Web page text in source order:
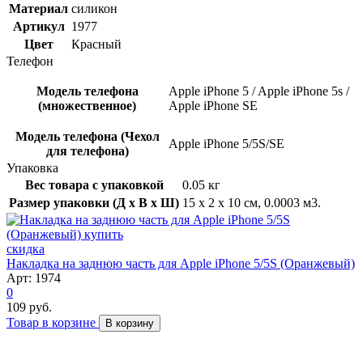
Материал силикон
Артикул 1977
Цвет
Красный
Телефон
Модель телефона
(множественное)
Apple iPhone 5 / Apple iPhone 5s /
Apple iPhone SE
Модель телефона (Чехол
для телефона)
Apple iPhone 5/5S/SE
Упаковка
Вес товара с упаковкой
0.05 кг
Размер упаковки (Д x В x Ш) 15 x 2 x 10 см, 0.0003 м3.
скидка
Накладка на заднюю часть для Apple iPhone 5/5S (Оранжевый)
Арт: 1974
0
109 руб.
Товар в корзине
В корзину